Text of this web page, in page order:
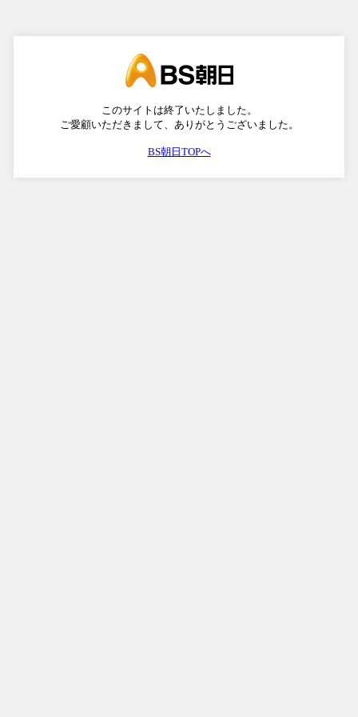
このサイトは終了いたしました。
ご愛顧いただきまして、ありがとうございました。
BS朝日TOPへ